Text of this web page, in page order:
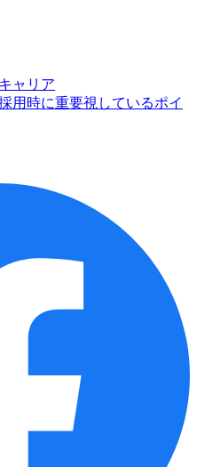
ャリア
用時に重要視しているポイ